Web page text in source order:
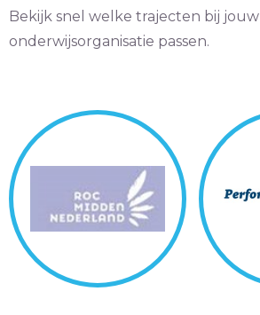
Bekijk snel welke trajecten bij jouw
onderwijsorganisatie passen.